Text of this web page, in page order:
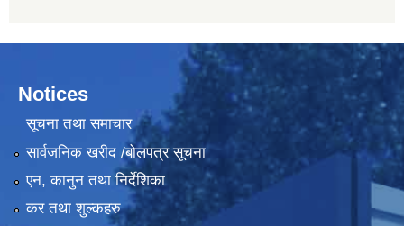
Notices
सूचना तथा समाचार
सार्वजनिक खरीद /बोलपत्र सूचना
एन, कानुन तथा निर्देशिका
कर तथा शुल्कहरु